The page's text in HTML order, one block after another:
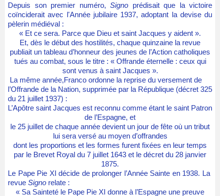
Depuis son premier numéro, Signo prédisait que la victoire
coïnciderait avec l'Année jubilaire 1937, adoptant la devise du
pèlerin médiéval :
« Et ce sera. Parce que Dieu et saint Jacques y aident ».
Et, dès le début des hostilités, chaque quinzaine la revue
publiait un tableau d’honneur des jeunes de l’Action catholiques
tués au combat, sous le titre : « Offrande éternelle : ceux qui
sont venus à saint Jacques ».
La même année,Franco ordonne la reprise du versement de
l’Offrande de la Nation, supprimée par la République (décret 325
du 21 juillet 1937) :
L’Apôtre saint Jacques est reconnu comme étant le saint Patron
de l’Espagne, et
le 25 juillet de chaque année devient un jour de fête où un tribut
lui sera versé au moyen d’offrandes
dont les proportions et les formes furent fixées en leur temps
par le Brevet Royal du 7 juillet 1643 et le décret du 28 janvier
1875.
Le Pape Pie XI décide de prolonger l’Année Sainte en 1938. La
revue Signo relate :
« Sa Sainteté le Pape Pie XI donne à l’Espagne une preuve